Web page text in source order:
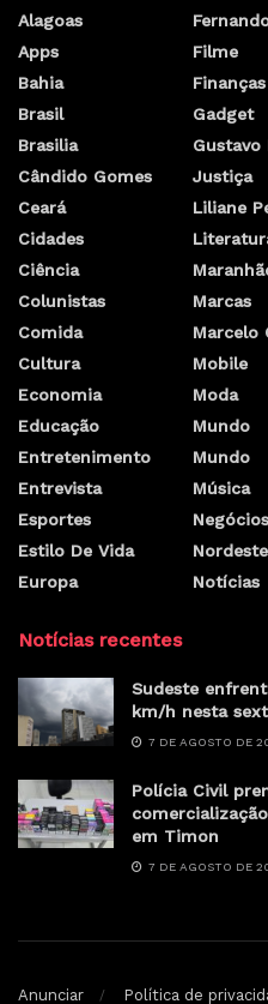
Alagoas
Apps
Bahia
Brasil
Brasilia
Cândido Gomes
Ceará
Cidades
Ciência
Colunistas
Comida
Cultura
Economia
Educação
Entretenimento
Entrevista
Esportes
Estilo De Vida
Europa
Filme
Finanças
Gadget
Gustavo
Justiça
Liliane
Marcas
Marcelo
Mobile
Moda
Mundo
Mundo
Música
Negócios
Nordeste
Notícias
Notícias recentes
Sudeste
km/h nesta
7 DE AGOSTO DE
Polícia Civil
em Timon
7 DE AGOSTO DE
Anunciar Política de